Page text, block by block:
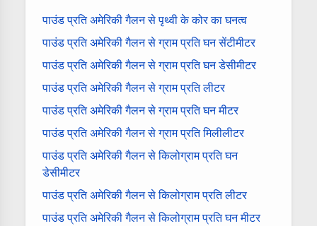
पाउंड प्रति अमेरिकी गैलन से पृथ्वी के कोर का घनत्व
पाउंड प्रति अमेरिकी गैलन से ग्राम प्रति घन सेंटीमीटर
पाउंड प्रति अमेरिकी गैलन से ग्राम प्रति घन डेसीमीटर
पाउंड प्रति अमेरिकी गैलन से ग्राम प्रति लीटर
पाउंड प्रति अमेरिकी गैलन से ग्राम प्रति घन मीटर
पाउंड प्रति अमेरिकी गैलन से ग्राम प्रति मिलीलीटर
पाउंड प्रति अमेरिकी गैलन से किलोग्राम प्रति घन
डेसीमीटर
पाउंड प्रति अमेरिकी गैलन से किलोग्राम प्रति लीटर
पाउंड प्रति अमेरिकी गैलन से किलोग्राम प्रति घन मीटर